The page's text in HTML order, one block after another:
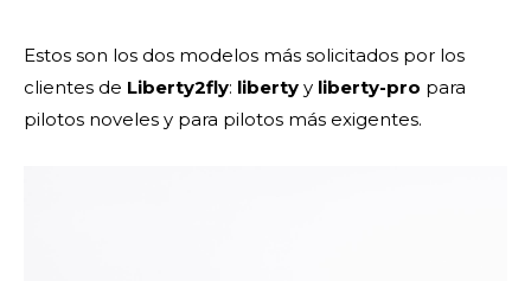
Estos son los dos modelos más solicitados por los
clientes de Liberty2fly: liberty y liberty-pro para
pilotos noveles y para pilotos más exigentes.